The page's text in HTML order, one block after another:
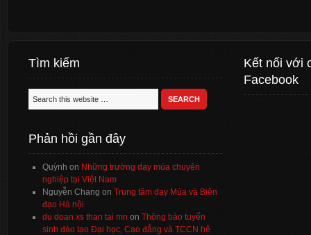
Tìm kiếm
Phản hồi gần đây
Quỳnh on Những trường dạy múa chuyên
nghiệp tại Việt Nam
Nguyễn Chang on Trung tâm dạy Múa và Biên
đạo Hà nội
du doan xs than tai mn on Thông báo tuyển
sinh đào tạo Đại học, Cao đẳng và TCCN hệ
Kết nối với
Facebook